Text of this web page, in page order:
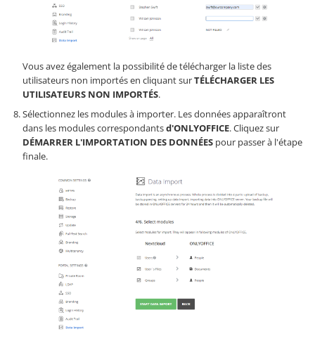
Vous avez également la possibilité de télécharger la liste des
utilisateurs non importés en cliquant surTÉLÉCHARGER LES
UTILISATEURS NON IMPORTÉS.
Sélectionnez les modules à importer. Les données apparaîtront
dans les modules correspondantsd'ONLYOFFICE. Cliquez sur
DÉMARRER L'IMPORTATION DES DONNÉES pour passer à l'étape
finale.